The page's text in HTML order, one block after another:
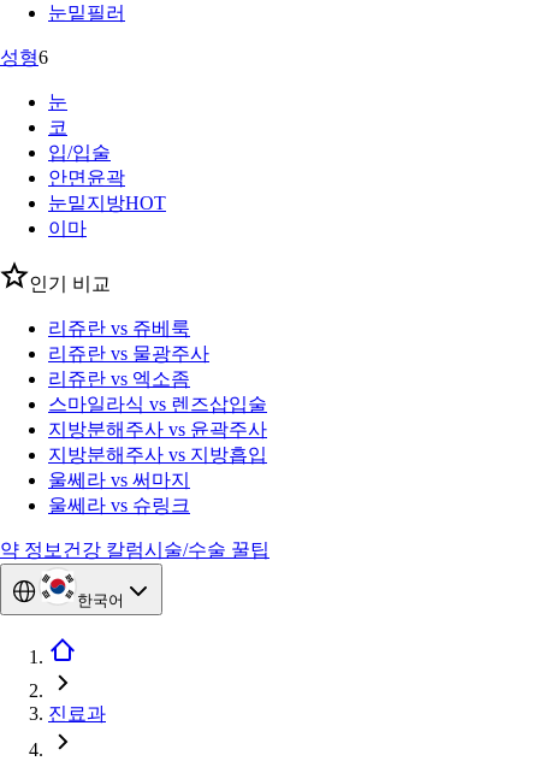
눈밑필러
성형6
눈
코
입/입술
안면윤곽
눈밑지방HOT
이마
인기 비교
리쥬란 vs 쥬베룩
리쥬란 vs 물광주사
리쥬란 vs 엑소좀
스마일라식 vs 렌즈삽입술
지방분해주사 vs 윤곽주사
지방분해주사 vs 지방흡입
울쎄라 vs 써마지
울쎄라 vs 슈링크
약 정보 건강 칼럼시술/수술 꿀팁
한국어
진료과